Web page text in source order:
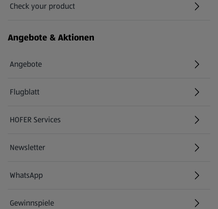
Check your product
(öffnet in einem neuen Tab)
Angebote & Aktionen
Angebote
Flugblatt
HOFER Services
Newsletter
WhatsApp
Gewinnspiele